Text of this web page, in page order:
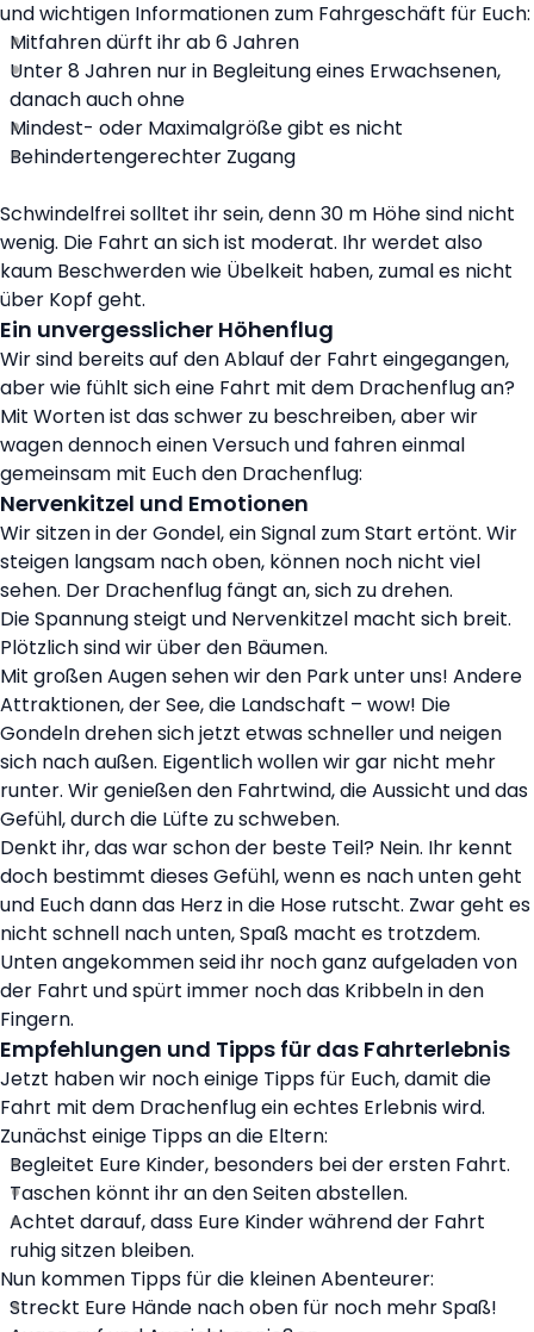
und wichtigen Informationen zum Fahrgeschäft für Euch:
Mitfahren dürft ihr ab 6 Jahren
Unter 8 Jahren nur in Begleitung eines Erwachsenen,
danach auch ohne
Mindest- oder Maximalgröße gibt es nicht
Behindertengerechter Zugang
Schwindelfrei solltet ihr sein, denn 30 m Höhe sind nicht
wenig. Die Fahrt an sich ist moderat. Ihr werdet also
kaum Beschwerden wie Übelkeit haben, zumal es nicht
über Kopf geht.
Ein unvergesslicher Höhenflug
Wir sind bereits auf den Ablauf der Fahrt eingegangen,
aber wie fühlt sich eine Fahrt mit dem Drachenflug an?
Mit Worten ist das schwer zu beschreiben, aber wir
wagen dennoch einen Versuch und fahren einmal
gemeinsam mit Euch den Drachenflug:
Nervenkitzel und Emotionen
Wir sitzen in der Gondel, ein Signal zum Start ertönt. Wir
steigen langsam nach oben, können noch nicht viel
sehen. Der Drachenflug fängt an, sich zu drehen.
Die Spannung steigt und Nervenkitzel macht sich breit.
Plötzlich sind wir über den Bäumen.
Mit großen Augen sehen wir den Park unter uns! Andere
Attraktionen, der See, die Landschaft – wow! Die
Gondeln drehen sich jetzt etwas schneller und neigen
sich nach außen. Eigentlich wollen wir gar nicht mehr
runter. Wir genießen den Fahrtwind, die Aussicht und das
Gefühl, durch die Lüfte zu schweben.
Denkt ihr, das war schon der beste Teil? Nein. Ihr kennt
doch bestimmt dieses Gefühl, wenn es nach unten geht
und Euch dann das Herz in die Hose rutscht. Zwar geht es
nicht schnell nach unten, Spaß macht es trotzdem.
Unten angekommen seid ihr noch ganz aufgeladen von
der Fahrt und spürt immer noch das Kribbeln in den
Fingern.
Empfehlungen und Tipps für das Fahrterlebnis
Jetzt haben wir noch einige Tipps für Euch, damit die
Fahrt mit dem Drachenflug ein echtes Erlebnis wird.
Zunächst einige Tipps an die Eltern:
Begleitet Eure Kinder, besonders bei der ersten Fahrt.
Taschen könnt ihr an den Seiten abstellen.
Achtet darauf, dass Eure Kinder während der Fahrt
ruhig sitzen bleiben.
Nun kommen Tipps für die kleinen Abenteurer:
Streckt Eure Hände nach oben für noch mehr Spaß!